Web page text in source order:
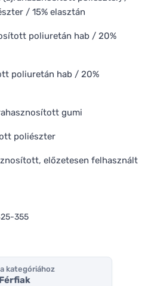
/ 15% elasztán
poliuretán hab / 20%
poliuretán hab / 20%
gumi
poliészter
előzetesen felhasznált
355
kategóriához
Férfiak